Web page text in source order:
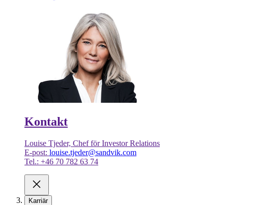
Kontakt
Louise Tjeder, Chef för Investor Relations
E-post: louise.tjeder@sandvik.com
Tel.: +46 70 782 63 74
Karriär